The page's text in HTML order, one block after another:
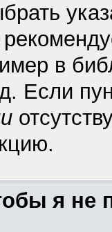
в
Если
я не